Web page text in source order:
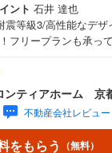
ント 石井 達也
震等級3/高性能なデ
フリープランも承っ
徴＞・全2区画好評分
は東から太陽の光が
的で駐車も楽々です
・藤森中学校まで徒
トMOMOテラス」ま
ンティアホーム 京
不動産会社レビュ
をもらう （無料）